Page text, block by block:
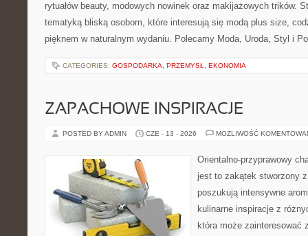
rytuałów beauty, modowych nowinek oraz makijażowych trików.
tematyką bliską osobom, które interesują się modą plus size,
pięknem w naturalnym wydaniu. Polecamy Moda, Uroda, Styl i
CATEGORIES: GOSPODARKA, PRZEMYSŁ, EKONOMIA
ZAPACHOWE INSPIRACJE
POSTED BY ADMIN CZE - 13 - 2026 MOŻLIWOŚĆ
Orientalno-przyprawowy
jest to zakątek stworzony
poszukują intensywne
kulinarne inspiracje z
która może zainteresować